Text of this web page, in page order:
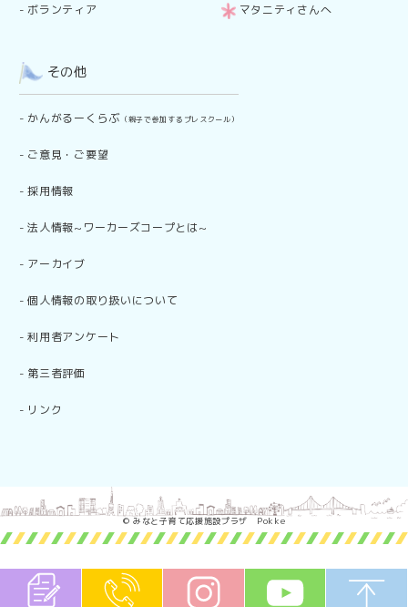
- ボランティア マタニティさんへ
その他
- かんがるーくらぶ （親子で参加するプレスクール）
- ご意見・ご要望
-採用情報
-法人情報~ワーカーズコープとは~
- アーカイブ
-個人情報の取り扱いについて
-利用者アンケート
- 第三者評価
- リンク
© みなと子育て応援施設プラザ Pokke